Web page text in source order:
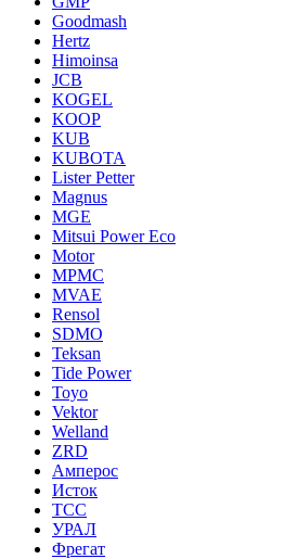
Goodmash
Hertz
Himoinsa
JCB
KOGEL
KOOP
KUB
KUBOTA
Lister Petter
Magnus
MGE
Mitsui Power Eco
Motor
MPMC
MVAE
Rensol
SDMO
Teksan
Tide Power
Toyo
Vektor
Welland
ZRD
Амперос
Исток
ТСС
УРАЛ
Фрегат